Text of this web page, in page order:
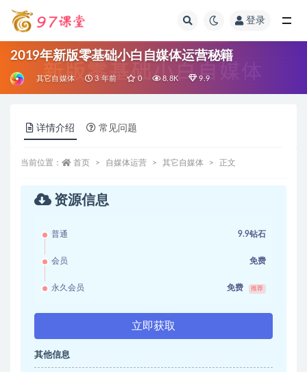
登录
2019年新版零基础小白自媒体运营秘籍
其它自媒体 3 年前 0 8.8K 9.9
详情介绍 常见问题
当前位置： 首页 自媒体运营 其它自媒体 正文
资源信息
普通 9.9钻石
会员 免费
永久会员 免费 推荐
立即获取
其他信息